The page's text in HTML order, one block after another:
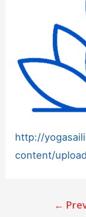
http://
content/
←